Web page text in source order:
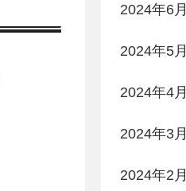
2024年6月
2024年5月
2024年4月
2024年3月
2024年2月